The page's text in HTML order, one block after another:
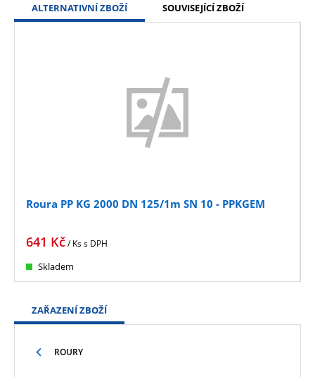
ALTERNATIVNÍ ZBOŽÍ SOUVISEJÍCÍ ZBOŽÍ
Roura PP KG 2000 DN 125/1m SN 10 - PPKGEM
641 Kč/ Kss DPH
Skladem
ZAŘAZENÍ ZBOŽÍ
ROURY